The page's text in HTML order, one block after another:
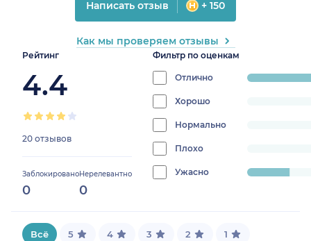
Рейтинг
4.4
20 отзывов
Заблокировано
0
Нерелевантно
0
Фильтр по оценкам
Отличноprogress:
80%
Хорошо
0%
Нормально
0%
Плохо
0%
Ужасно
progress:
20%
Написать отзыв + 150
Как мы проверяем отзывы
Всё 5 4 3 2 1